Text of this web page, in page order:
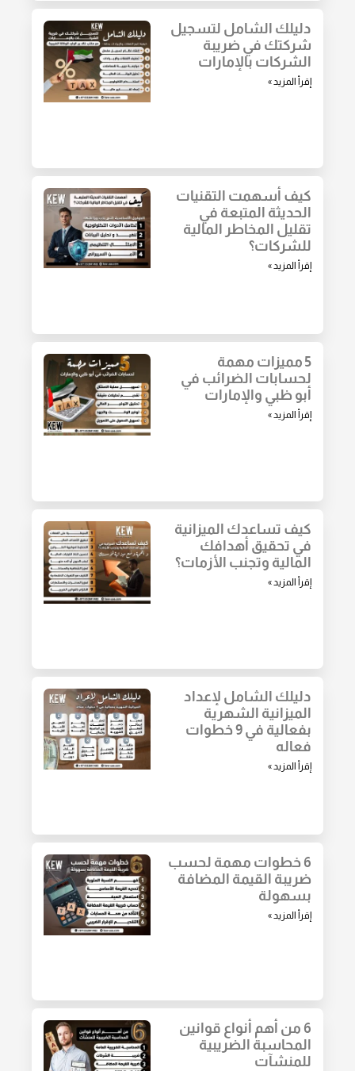
دليلك الشامل لتسجيل
شركتك في ضريبة
الشركات بالإمارات
إقرأ المزيد »
كيف أسهمت التقنيات
الحديثة المتبعة في
تقليل المخاطر المالية
للشركات؟
إقرأ المزيد »
5 مميزات مهمة
لحسابات الضرائب في
أبو ظبي والإمارات
إقرأ المزيد »
كيف تساعدك الميزانية
في تحقيق أهدافك
المالية وتجنب الأزمات؟
إقرأ المزيد »
دليلك الشامل لإعداد
الميزانية الشهرية
بفعالية في 9 خطوات
فعاله
إقرأ المزيد »
6 خطوات مهمة لحسب
ضريبة القيمة المضافة
بسهولة
إقرأ المزيد »
6 من أهم أنواع قوانين
المحاسبة الضريبية
للمنشآت